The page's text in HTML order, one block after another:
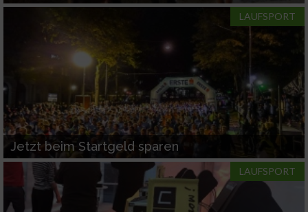
LAUFSPORT
Jetzt beim Startgeld sparen
LAUFSPORT